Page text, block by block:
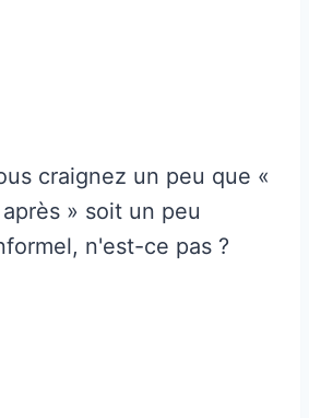
craignez un peu que «
» soit un peu
n'est-ce pas ?